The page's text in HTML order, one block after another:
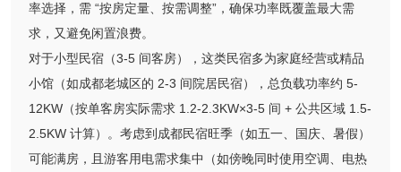
率选择，需 “按房定量、按需调整”，确保功率既覆盖最大需
求，又避免闲置浪费。
对于小型民宿（3-5 间客房），这类民宿多为家庭经营或精品
小馆（如成都老城区的 2-3 间院居民宿），总负载功率约 5-
12KW（按单客房实际需求 1.2-2.3KW×3-5 间 + 公共区域 1.5-
2.5KW 计算）。考虑到成都民宿旺季（如五一、国庆、暑假）
可能满房，且游客用电需求集中（如傍晚同时使用空调、电热